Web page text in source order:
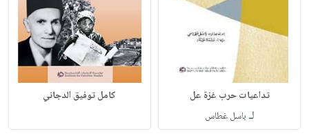
تداعيات حرب غزة عل
لـ باسل غطاس
كامل توفيق الدجاني